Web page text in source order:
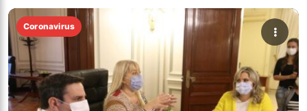
Coronavirus